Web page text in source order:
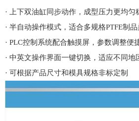
·
上下双油缸同步动作，成型压力更均匀
· 半自动操作模式，适合多规格PTFE制品
· PLC控制系统配合触摸屏，参数调整便
· 中英文操作界面一键切换，适应不同地
· 可根据产品尺寸和模具规格非标定制